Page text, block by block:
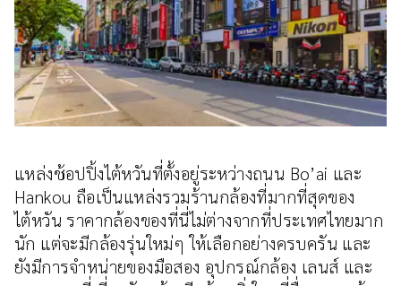
แหล่งช้อปปิ้งไต้หวันที่ตั้งอยู่ระหว่างถนน Bo’ai และ
Hankou ถือเป็นแหล่งรวมร้านกล้องที่มากที่สุดของ
ไต้หวัน ราคากล้องของที่นี่ไม่ต่างจากที่ประเทศไทยมาก
นัก แต่จะมีกล้องรุ่นใหม่ๆ ให้เลือกอย่างครบครัน และ
ยังมีการจำหน่ายของมือสอง อุปกรณ์กล้อง เลนส์ และ